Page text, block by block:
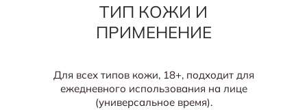
ТИП КОЖИ И
ПРИМЕНЕНИЕ
Для всех типов кожи, 18+, подходит для
ежедневного использования на лице
(универсальное время).